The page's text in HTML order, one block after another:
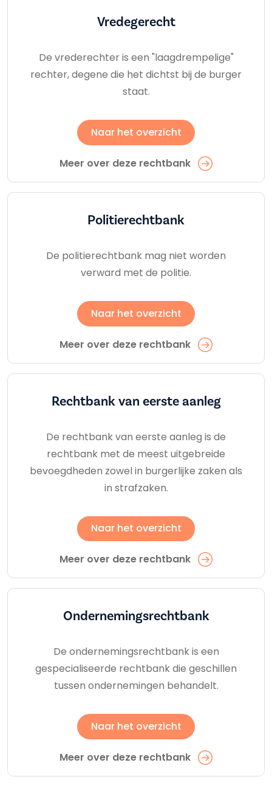
Vredegerecht
De vrederechter is een "laagdrempelige"
rechter, degene die het dichtst bij de burger
staat.
Naar het overzicht
Meer over deze rechtbank
Politierechtbank
De politierechtbank mag niet worden
verward met de politie.
Naar het overzicht
Meer over deze rechtbank
Rechtbank van eerste aanleg
De rechtbank van eerste aanleg is de
rechtbank met de meest uitgebreide
bevoegdheden zowel in burgerlijke zaken als
in strafzaken.
Naar het overzicht
Meer over deze rechtbank
Ondernemings­rechtbank
De ondernemingsrechtbank is een
gespecialiseerde rechtbank die geschillen
tussen ondernemingen behandelt.
Naar het overzicht
Meer over deze rechtbank